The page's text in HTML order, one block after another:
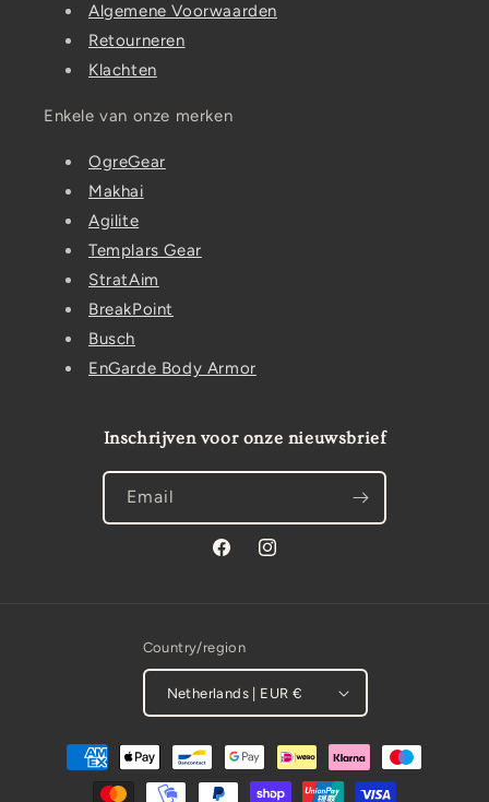
Algemene Voorwaarden
Retourneren
Klachten
Enkele van onze merken
OgreGear
Makhai
Agilite
Templars Gear
StratAim
BreakPoint
Busch
EnGarde Body Armor
Inschrijven voor onze nieuwsbrief
Email
FacebookInstagram
Country/region
Netherlands | EUR €
Payment
methods